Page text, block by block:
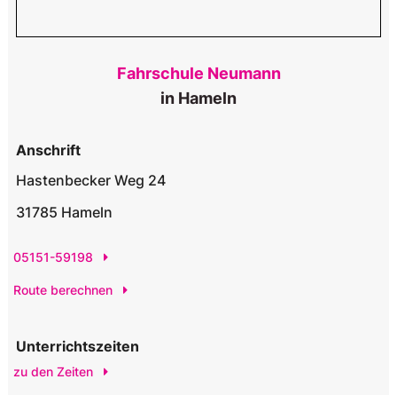
Fahrschule Neumann
in Hameln
Anschrift
Hastenbecker Weg 24
31785 Hameln
05151-59198
Route berechnen
Unterrichtszeiten
zu den Zeiten